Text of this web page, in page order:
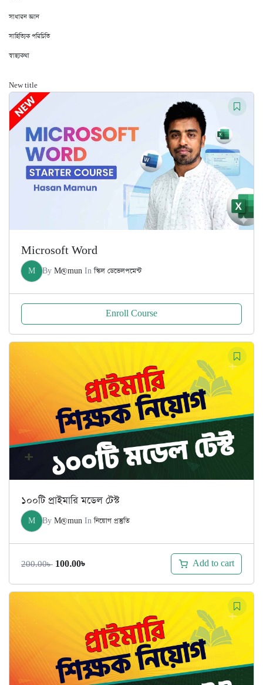
সাধারন জ্ঞান
সাহিত্যিক পরিচিতি
স্বাস্থ্যকথা
New title
Microsoft Word
M By M@mun Inস্কিল ডেভেলপমেন্ট
Enroll Course
১০০টি প্রাইমারি মডেল টেস্ট
M By M@mun Inনিয়োগ প্রস্তুতি
200.00৳ Original
was:
100.00৳
is:
Add to cart